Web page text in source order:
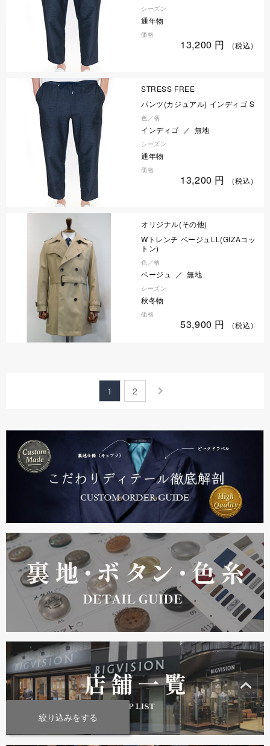
絞り込みをする
シーズン
通年物
価格
13,200 円 （税込）
STRESS FREE
パンツ(カジュアル) インディゴ S
色／柄
インディゴ ／ 無地
シーズン
通年物
価格
13,200 円 （税込）
オリジナル(その他)
Wトレンチ ベージュLL(GIZAコッ
トン)
色／柄
ベージュ ／ 無地
シーズン
秋冬物
価格
53,900 円 （税込）
1 2 keyboard_arrow_right